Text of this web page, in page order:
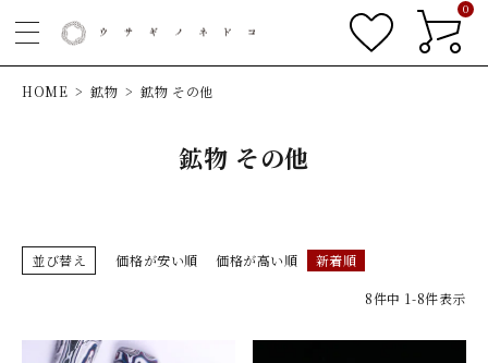
0
HOME 鉱物 鉱物 その他
鉱物 その他
並び替え 価格が安い順 価格が高い順 新着順
8件中 1-8件表示